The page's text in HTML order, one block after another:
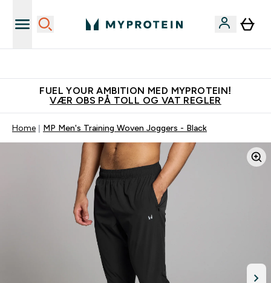
FUEL YOUR AMBITION MED MYPROTEIN!
VÆR OBS PÅ TOLL OG VAT REGLER
Home MP Men's Training Woven Joggers - Black